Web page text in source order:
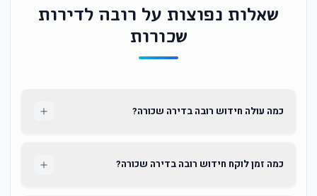
שאלות נפוצות על רובה לדירות
שכורות
כמה עולה חידוש רובה בדירה שכורה?
כמה זמן לוקח חידוש רובה בדירה שכורה?